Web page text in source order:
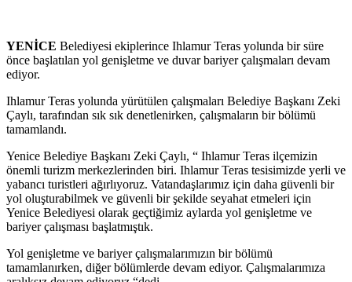
YENİCE Belediyesi ekiplerince Ihlamur Teras yolunda bir süre
önce başlatılan yol genişletme ve duvar bariyer çalışmaları devam
ediyor.
Ihlamur Teras yolunda yürütülen çalışmaları Belediye Başkanı Zeki
Çaylı, tarafından sık sık denetlenirken, çalışmaların bir bölümü
tamamlandı.
Yenice Belediye Başkanı Zeki Çaylı, “ Ihlamur Teras ilçemizin
önemli turizm merkezlerinden biri. Ihlamur Teras tesisimizde yerli ve
yabancı turistleri ağırlıyoruz. Vatandaşlarımız için daha güvenli bir
yol oluşturabilmek ve güvenli bir şekilde seyahat etmeleri için
Yenice Belediyesi olarak geçtiğimiz aylarda yol genişletme ve
bariyer çalışması başlatmıştık.
Yol genişletme ve bariyer çalışmalarımızın bir bölümü
tamamlanırken, diğer bölümlerde devam ediyor. Çalışmalarımıza